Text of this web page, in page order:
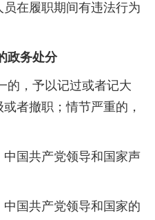
在履职期间有违法行为
政务处分
的，予以记过或者记大
者撤职；情节严重的，
中国共产党领导和国家声
中国共产党领导和国家的